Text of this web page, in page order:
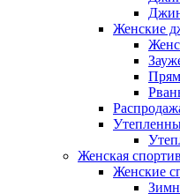
Женские
Женская
Женские